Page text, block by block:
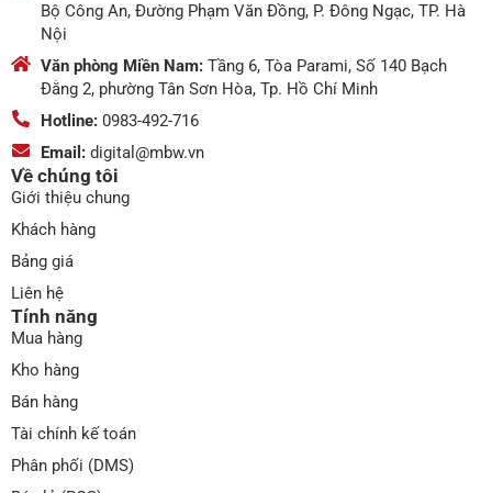
Bộ Công An, Đường Phạm Văn Đồng, P. Đông Ngạc, TP. Hà
Nội
Văn phòng Miền Nam: Tầng 6, Tòa Parami, Số 140 Bạch
Đằng 2, phường Tân Sơn Hòa, Tp. Hồ Chí Minh
Hotline: 0983-492-716
Email: digital@mbw.vn
Về chúng tôi
Giới thiệu chung
Khách hàng
Bảng giá
Liên hệ
Tính năng
Mua hàng
Kho hàng
Bán hàng
Tài chính kế toán
Phân phối (DMS)